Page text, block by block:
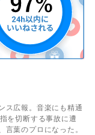
ス広報。音楽にも精通
を切断する事故に遭
葉のプロになった。